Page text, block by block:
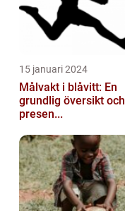
15 januari 2024
Målvakt i blåvitt: En
grundlig översikt och
presen...